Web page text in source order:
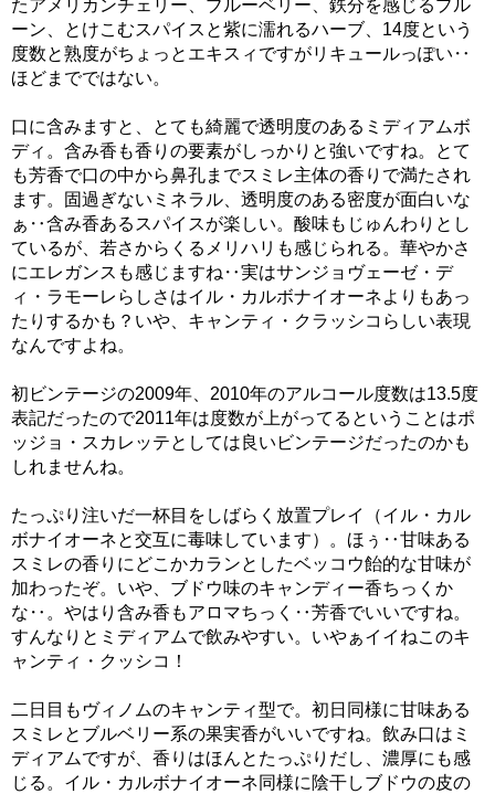
たアメリカンチェリー、ブルーベリー、鉄分を感じるプル
ーン、とけこむスパイスと紫に濡れるハーブ、14度という
度数と熟度がちょっとエキスィですがリキュールっぽい‥
ほどまでではない。
口に含みますと、とても綺麗で透明度のあるミディアムボ
ディ。含み香も香りの要素がしっかりと強いですね。とて
も芳香で口の中から鼻孔までスミレ主体の香りで満たされ
ます。固過ぎないミネラル、透明度のある密度が面白いな
ぁ‥含み香あるスパイスが楽しい。酸味もじゅんわりとし
ているが、若さからくるメリハリも感じられる。華やかさ
にエレガンスも感じますね‥実はサンジョヴェーゼ・デ
ィ・ラモーレらしさはイル・カルボナイオーネよりもあっ
たりするかも？いや、キャンティ・クラッシコらしい表現
なんですよね。
初ビンテージの2009年、2010年のアルコール度数は13.5度
表記だったので2011年は度数が上がってるということはポ
ッジョ・スカレッテとしては良いビンテージだったのかも
しれませんね。
たっぷり注いだ一杯目をしばらく放置プレイ（イル・カル
ボナイオーネと交互に毒味しています）。ほぅ‥甘味ある
スミレの香りにどこかカランとしたベッコウ飴的な甘味が
加わったぞ。いや、ブドウ味のキャンディー香ちっくか
な‥。やはり含み香もアロマちっく‥芳香でいいですね。
すんなりとミディアムで飲みやすい。いやぁイイねこのキ
ャンティ・クッシコ！
二日目もヴィノムのキャンティ型で。初日同様に甘味ある
スミレとブルベリー系の果実香がいいですね。飲み口はミ
ディアムですが、香りはほんとたっぷりだし、濃厚にも感
じる。イル・カルボナイオーネ同様に陰干しブドウの皮の